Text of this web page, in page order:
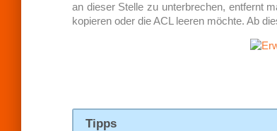
an dieser Stelle zu unterbrechen, entfernt
kopieren oder die ACL leeren möchte. Ab
Tipps